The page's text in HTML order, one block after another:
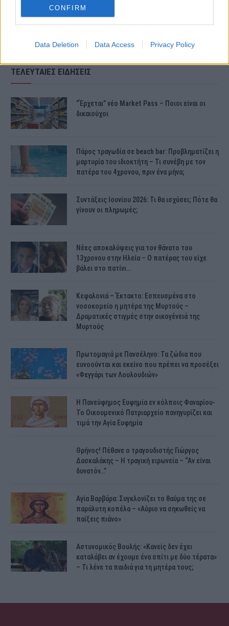
CONFIRM
Data Deletion Data Access Privacy Policy
ΤΕΛΕΥΤΑΙΕΣ ΕΙΔΗΣΕΙΣ
“Έρχεται” νέο Market Pass – Ποιοι είναι οι
δικαιούχοι
Πάρος τραγωδία σε beach bar: Προβληματίζει η
μαρτυρία του ιδιοκτήτη – Τι συνέβη με τον
πατέρα του 4χρονου, πριν ένα μήνα;
Συντάξεις Ιουνίου 2026: Τι θα ισχύσει; Πότε θα
γίνουν οι πληρωμές;
Νέες αποκαλύψεις για τον θάνατο του
13χρονου στην Ηλεία – Ο πατέρας του είχε
βάλει στο πατίνι…
Κεφαλονιά – Έκτακτο: Εσπευσμένα στο
νοσοκομείο η μητέρα της Μυρτούς –
Δραματικές στιγμές στην οικογένειά της
Μυρτούς
Πρωτομαγιά με Πανσέληνο: Τα ζώδια που
ευνοούνται και εκείνο που πρέπει να προσέξει
«Φεγγάρι των Λουλουδιών»
H Πανεύφημος Ευφημία εν κόλποις Φαναρίου-
Το Οικουμενικό Πατριαρχείο πανηγυρίζει και
τιμά την Αγία Ευφημία
Θρήνος! Πέθανε ο τραγουδιστής Γιώργος
Δασκαλάκης – Η τραγική ειρωνεία – “Αν είναι
δυνατόν…”
Αγία Βαρβάρα: Συγκλονίζει το θαύμα της σε
παράλυτη κοπέλα – «Αύριο να σηκωθείς να
παίξεις πιάνο»
Αστυνομικός Bουλής: «Κανείς δεν έχει
καταλάβει αν έχουμε ένα σπίτι με δύο τέρατα»
– Τι λένε τα παιδιά για τη μητέρα τους;